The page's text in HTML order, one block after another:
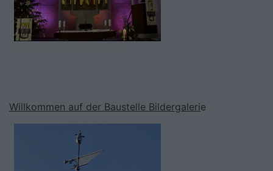
Willkommen auf der Baustelle Bildergalerie